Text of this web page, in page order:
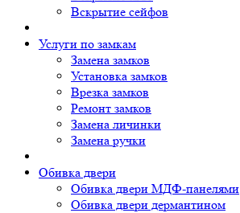
Вскрытие сейфов
Услуги по замкам
Замена замков
Установка замков
Врезка замков
Ремонт замков
Замена личинки
Замена ручки
Обивка двери
Обивка двери МДФ-панелями
Обивка двери дермантином